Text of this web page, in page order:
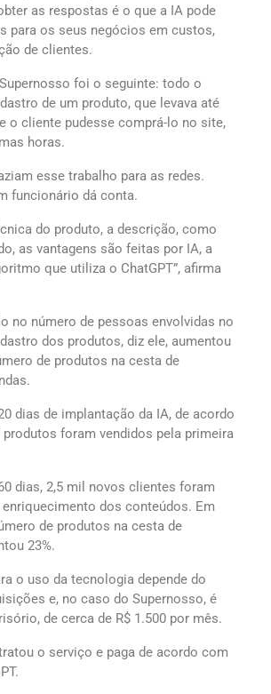
as respostas é o que a IA pode
para os seus negócios em custos,
de clientes.
foi o seguinte: todo o
de um produto, que levava até
o cliente pudesse comprá-lo no site,
horas.
esse trabalho para as redes.
funcionário dá conta.
do produto, a descrição, como
as vantagens são feitas por IA, a
que utiliza o ChatGPT”, afirma
no número de pessoas envolvidas no
dos produtos, diz ele, aumentou
de produtos na cesta de
dias de implantação da IA, de acordo
produtos foram vendidos pela primeira
dias, 2,5 mil novos clientes foram
dos conteúdos. Em
de produtos na cesta de
23%.
o uso da tecnologia depende do
e, no caso do Supernosso, é
de cerca de R$ 1.500 por mês.
o serviço e paga de acordo com